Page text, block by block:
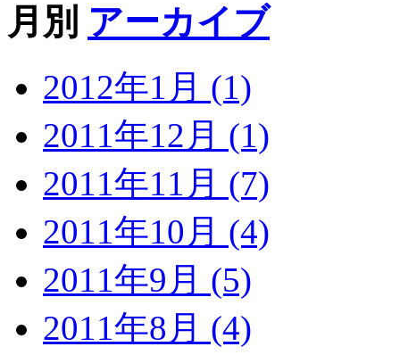
月別 アーカイブ
2012年1月 (1)
2011年12月 (1)
2011年11月 (7)
2011年10月 (4)
2011年9月 (5)
2011年8月 (4)